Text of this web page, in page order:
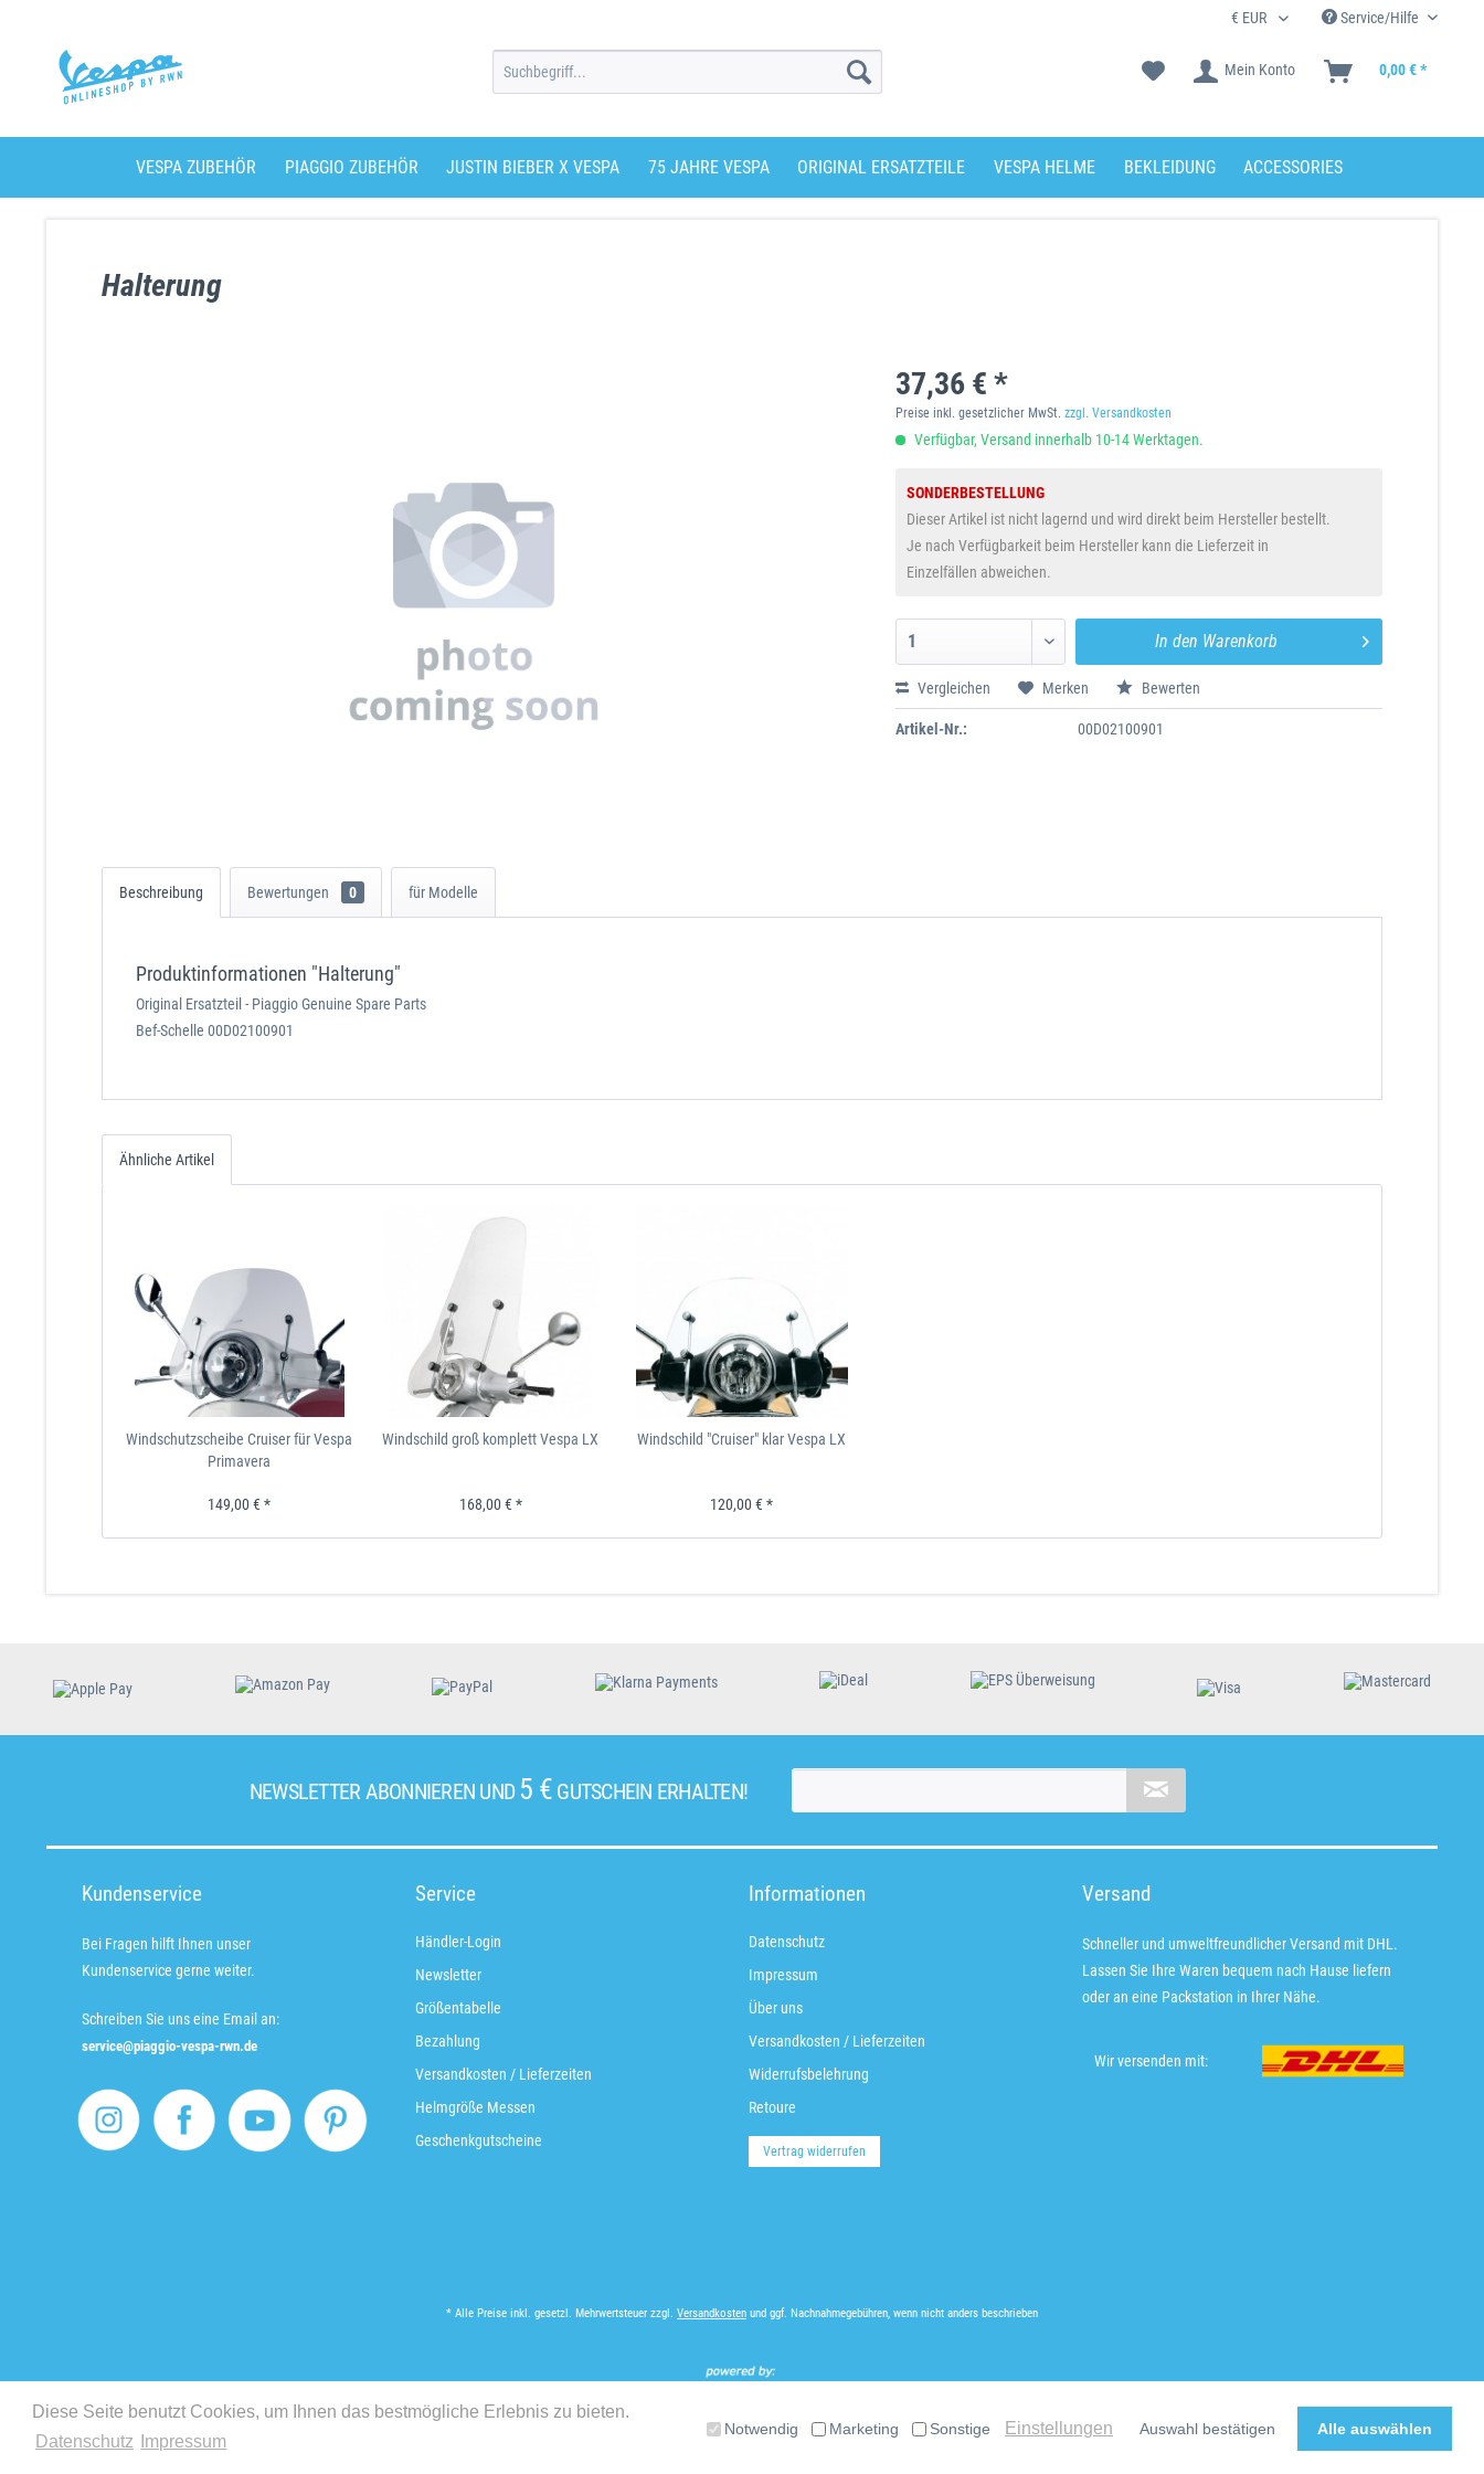
Diese Seite benutzt Cookies, um Ihnen das bestmögliche Erlebnis zu bieten.
Datenschutz
Impressum
Notwendig Marketing Sonstige Einstellungen Auswahl bestätigen Alle auswählen
Service/Hilfe
Mein Konto 0,00 € *
VESPA ZUBEHÖR PIAGGIO ZUBEHÖR JUSTIN BIEBER X VESPA 75 JAHRE VESPA ORIGINAL ERSATZTEILE VESPA HELME BEKLEIDUNG ACCESSORIES
Halterung
37,36 € *
Preise inkl. gesetzlicher MwSt.zzgl. Versandkosten
Verfügbar, Versand innerhalb 10-14 Werktagen.
SONDERBESTELLUNG
Dieser Artikel ist nicht lagernd und wird direkt beim Hersteller bestellt.
Je nach Verfügbarkeit beim Hersteller kann die Lieferzeit in
Einzelfällen abweichen.
In den Warenkorb
Vergleichen Merken Bewerten
Artikel-Nr.: 00D02100901
Beschreibung Bewertungen 0 für Modelle
Produktinformationen "Halterung"
Original Ersatzteil - Piaggio Genuine Spare Parts
Bef-Schelle 00D02100901
Ähnliche Artikel
Windschutzscheibe Cruiser für Vespa
Primavera
149,00 € *
Windschild groß komplett Vespa LX
168,00 € *
Windschild "Cruiser" klar Vespa LX
120,00 € *
NEWSLETTER ABONNIEREN UND 5 € GUTSCHEIN ERHALTEN!
Kundenservice
Bei Fragen hilft Ihnen unser
Kundenservice gerne weiter.
Schreiben Sie uns eine Email an:
service@piaggio-vespa-rwn.de
Service
Händler-Login
Newsletter
Größentabelle
Bezahlung
Versandkosten / Lieferzeiten
Helmgröße Messen
Geschenkgutscheine
Informationen
Datenschutz
Impressum
Über uns
Versandkosten / Lieferzeiten
Widerrufsbelehrung
Retoure
Vertrag widerrufen
Versand
Schneller und umweltfreundlicher Versand mit DHL.
Lassen Sie Ihre Waren bequem nach Hause liefern
oder an eine Packstation in Ihrer Nähe.
Wir versenden mit:
* Alle Preise inkl. gesetzl. Mehrwertsteuer zzgl. Versandkosten und ggf. Nachnahmegebühren, wenn nicht anders beschrieben